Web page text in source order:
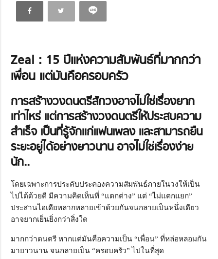
Zeal : 15 ปีแห่งความสัมพันธ์ที่มากกว่า
เพื่อน แต่มันคือครอบครัว
การสร้างวงดนตรีสักวงอาจไม่ใช่เรื่องยาก
เท่าไหร่ แต่การสร้างวงดนตรีให้ประสบความ
สำเร็จ เป็นที่รู้จักแก่แฟนเพลง และสามารถยืน
ระยะอยู่ได้อย่างยาวนาน อาจไม่ใช่เรื่องง่าย
นัก..
โดยเฉพาะการประคับประคองความสัมพันธ์ภายในวงให้เป็น
ไปได้ด้วยดี มีความคิดเห็นที่ “แตกต่าง” แต่ “ไม่แตกแยก”
ประสานไอเดียหลากหลายเข้าด้วยกันจนกลายเป็นหนึ่งเดียว
อาจยากเย็นยิ่งกว่าสิ่งใด
มากกว่าดนตรี หากแต่มันคือความเป็น “เพื่อน” ที่หล่อหลอมกัน
มายาวนาน จนกลายเป็น “ครอบครัว” ไปในที่สุด